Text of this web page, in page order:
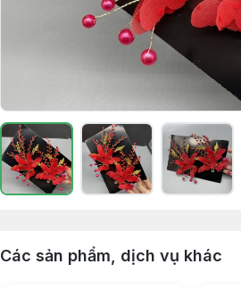
Các sản phẩm, dịch vụ khác